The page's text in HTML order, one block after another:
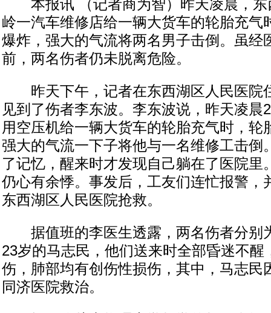
本报讯 （记者商为智）昨天凌晨，东
岭一汽车维修店给一辆大货车的轮胎充气
爆炸，强大的气流将两名男子击倒。虽经
前，两名伤者仍未脱离危险。
昨天下午，记者在东西湖区人民医院
见到了伤者李东波。李东波说，昨天凌晨
用空压机给一辆大货车的轮胎充气时，轮
强大的气流一下子将他与一名维修工击倒
了记忆，醒来时才发现自己躺在了医院里
仍心有余悸。事发后，工友们连忙报警，
东西湖区人民医院抢救。
据值班的李医生透露，两名伤者分别
23岁的马志民，他们送来时全部昏迷不醒
伤，肺部均有创伤性损伤，其中，马志民
同济医院救治。